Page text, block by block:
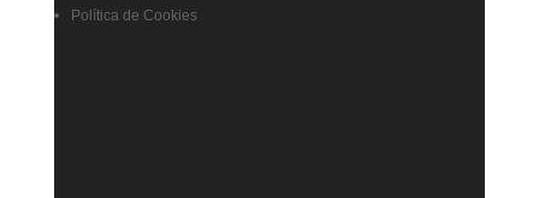
Política de Cookies